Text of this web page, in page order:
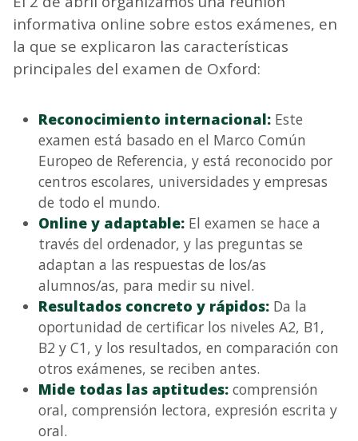
informativa online sobre estos exámenes, en
la que se explicaron las características
principales del examen de Oxford:
Reconocimiento internacional: Este
examen está basado en el Marco Común
Europeo de Referencia, y está reconocido por
centros escolares, universidades y empresas
de todo el mundo.
Online y adaptable: El examen se hace a
través del ordenador, y las preguntas se
adaptan a las respuestas de los/as
alumnos/as, para medir su nivel.
Resultados concreto y rápidos: Da la
oportunidad de certificar los niveles A2, B1,
B2 y C1, y los resultados, en comparación con
otros exámenes, se reciben antes.
Mide todas las aptitudes: comprensión
oral, comprensión lectora, expresión escrita y
oral.